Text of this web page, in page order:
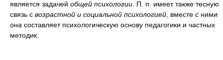
является задачей общей психологии . П. п. имеет также тесную
связь с возрастной и социальной психологией , вместе с ними
она составляет психологическую основу педагогики и частных
методик.